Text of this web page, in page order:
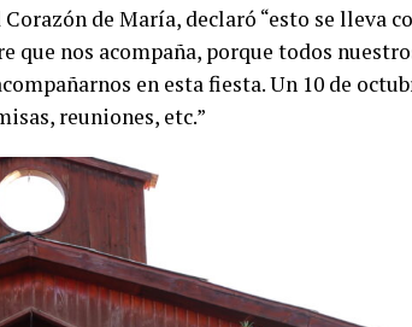
de María, declaró “esto se lleva
que nos acompaña, porque todos
en esta fiesta. Un 10 de
reuniones, etc.”